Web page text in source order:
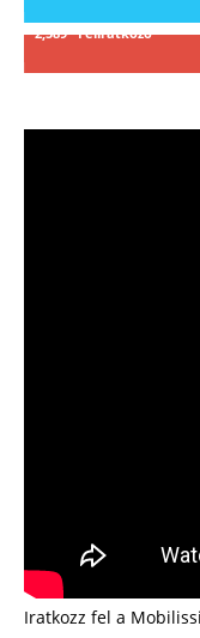
2,589 Feliratkozó
Iratkozz fel a